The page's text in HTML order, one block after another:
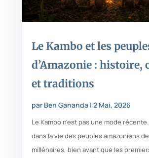
Le Kambo et les
d’Amazonie : histoire,
et traditions
par Ben Gananda| 2 Mai, 2026
Le Kambo n'est pas une mode
dans la vie des peuples amazoniens
millénaires, bien avant que les